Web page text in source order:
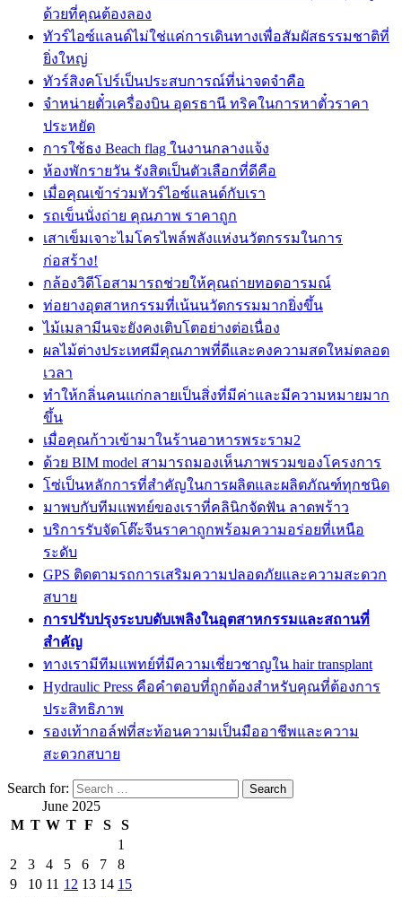
ด้วยที่คุณต้องลอง
ทัวร์ไอซ์แลนด์ไม่ใช่แค่การเดินทางเพื่อสัมผัสธรรมชาติที่
ยิ่งใหญ่
ทัวร์สิงคโปร์เป็นประสบการณ์ที่น่าจดจำคือ
จำหน่ายตั๋วเครื่องบิน อุดรธานี ทริคในการหาตั๋วราคา
ประหยัด
การใช้ธง Beach flag ในงานกลางแจ้ง
ห้องพักรายวัน รังสิตเป็นตัวเลือกที่ดีคือ
เมื่อคุณเข้าร่วมทัวร์ไอซ์แลนด์กับเรา
รถเข็นนั่งถ่าย คุณภาพ ราคาถูก
เสาเข็มเจาะไมโครไพล์พลังแห่งนวัตกรรมในการ
ก่อสร้าง!
กล้องวิดีโอสามารถช่วยให้คุณถ่ายทอดอารมณ์
ท่อยางอุตสาหกรรมที่เน้นนวัตกรรมมากยิ่งขึ้น
ไม้เมลามีนจะยังคงเติบโตอย่างต่อเนื่อง
ผลไม้ต่างประเทศมีคุณภาพที่ดีและคงความสดใหม่ตลอด
เวลา
ทำให้กลิ่นคนแก่กลายเป็นสิ่งที่มีค่าและมีความหมายมาก
ขึ้น
เมื่อคุณก้าวเข้ามาในร้านอาหารพระราม2
ด้วย BIM model สามารถมองเห็นภาพรวมของโครงการ
โซ่เป็นหลักการที่สำคัญในการผลิตและผลิตภัณฑ์ทุกชนิด
มาพบกับทีมแพทย์ของเราที่คลินิกจัดฟัน ลาดพร้าว
บริการรับจัดโต๊ะจีนราคาถูกพร้อมความอร่อยที่เหนือ
ระดับ
GPS ติดตามรถการเสริมความปลอดภัยและความสะดวก
สบาย
การปรับปรุงระบบดับเพลิงในอุตสาหกรรมและสถานที่
สำคัญ
ทางเรามีทีมแพทย์ที่มีความเชี่ยวชาญใน hair transplant
Hydraulic Press คือคำตอบที่ถูกต้องสำหรับคุณที่ต้องการ
ประสิทธิภาพ
รองเท้ากอล์ฟที่สะท้อนความเป็นมืออาชีพและความ
สะดวกสบาย
Search for:
June 2025
M T W T F S
S
1
2
3 4 5 6 7
8
9
10 11 12 13 14 15